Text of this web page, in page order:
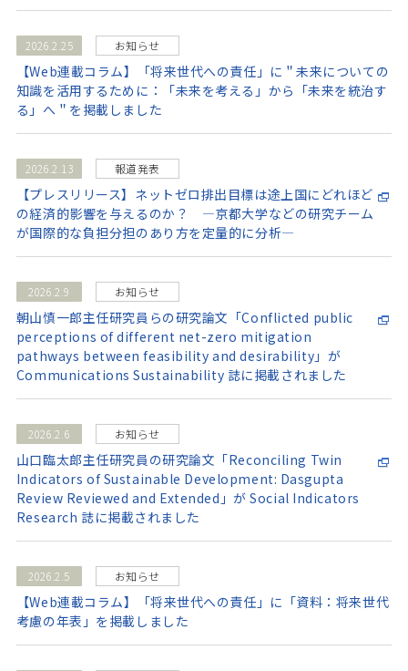
2026.2.25 お知らせ
【Web連載コラム】「将来世代への責任」に＂未来についての
知識を活用するために：「未来を考える」から「未来を統治す
る」へ＂を掲載しました
2026.2.13 報道発表
【プレスリリース】ネットゼロ排出目標は途上国にどれほど
の経済的影響を与えるのか？ —京都大学などの研究チーム
が国際的な負担分担のあり方を定量的に分析—
2026.2.9 お知らせ
朝山慎一郎主任研究員らの研究論文「Conflicted public
perceptions of different net-zero mitigation
pathways between feasibility and desirability」が
Communications Sustainability 誌に掲載されました
2026.2.6 お知らせ
山口臨太郎主任研究員の研究論文「Reconciling Twin
Indicators of Sustainable Development: Dasgupta
Review Reviewed and Extended」が Social Indicators
Research 誌に掲載されました
2026.2.5 お知らせ
【Web連載コラム】「将来世代への責任」に「資料：将来世代
考慮の年表」を掲載しました